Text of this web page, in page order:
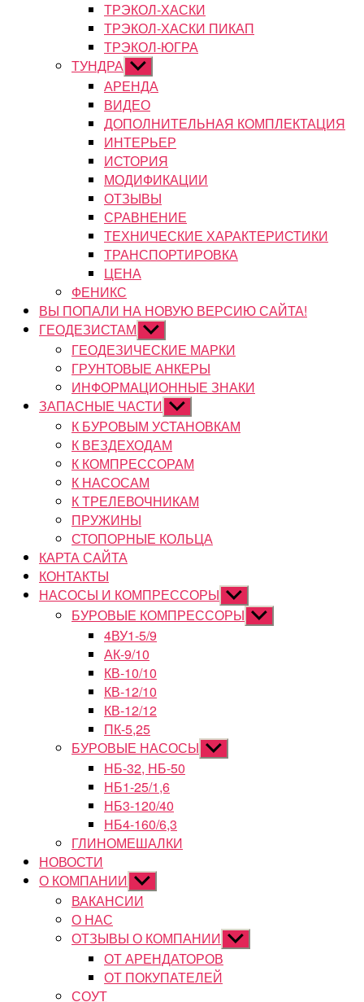
ТРЭКОЛ-ХАСКИ
ТРЭКОЛ-ХАСКИ ПИКАП
ТРЭКОЛ-ЮГРА
ТУНДРА Показывать
подменю
АРЕНДА
ВИДЕО
ДОПОЛНИТЕЛЬНАЯ КОМПЛЕКТАЦИЯ
ИНТЕРЬЕР
ИСТОРИЯ
МОДИФИКАЦИИ
ОТЗЫВЫ
СРАВНЕНИЕ
ТЕХНИЧЕСКИЕ ХАРАКТЕРИСТИКИ
ТРАНСПОРТИРОВКА
ЦЕНА
ФЕНИКС
ВЫ ПОПАЛИ НА НОВУЮ ВЕРСИЮ САЙТА!
ГЕОДЕЗИСТАМ Показывать
подменю
ГЕОДЕЗИЧЕСКИЕ МАРКИ
ГРУНТОВЫЕ АНКЕРЫ
ИНФОРМАЦИОННЫЕ ЗНАКИ
ЗАПАСНЫЕ ЧАСТИ Показывать
подменю
К БУРОВЫМ УСТАНОВКАМ
К ВЕЗДЕХОДАМ
К КОМПРЕССОРАМ
К НАСОСАМ
К ТРЕЛЕВОЧНИКАМ
ПРУЖИНЫ
СТОПОРНЫЕ КОЛЬЦА
КАРТА САЙТА
КОНТАКТЫ
НАСОСЫ И КОМПРЕССОРЫ Показывать
подменю
БУРОВЫЕ КОМПРЕССОРЫ Показывать
подменю
4ВУ1-5/9
АК-9/10
КВ-10/10
КВ-12/10
КВ-12/12
ПК-5,25
БУРОВЫЕ НАСОСЫ Показывать
подменю
НБ-32, НБ-50
НБ1-25/1,6
НБ3-120/40
НБ4-160/6,3
ГЛИНОМЕШАЛКИ
НОВОСТИ
О КОМПАНИИ Показывать
подменю
ВАКАНСИИ
О НАС
ОТЗЫВЫ О КОМПАНИИ Показывать
подменю
ОТ АРЕНДАТОРОВ
ОТ ПОКУПАТЕЛЕЙ
СОУТ